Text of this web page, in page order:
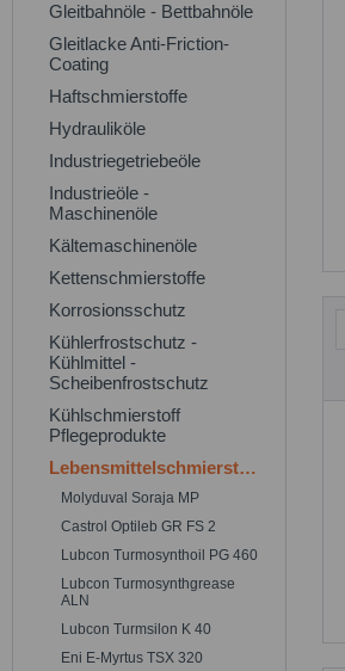
Gleitbahnöle - Bettbahnöle
Gleitlacke Anti-Friction-
Coating
Haftschmierstoffe
Hydrauliköle
Industriegetriebeöle
Industrieöle -
Maschinenöle
Kältemaschinenöle
Kettenschmierstoffe
Korrosionsschutz
Kühlerfrostschutz -
Kühlmittel -
Scheibenfrostschutz
Kühlschmierstoff
Pflegeprodukte
Lebensmittelschmierstoffe
Molyduval Soraja MP
Castrol Optileb GR FS 2
Lubcon Turmosynthoil PG 460
Lubcon Turmosynthgrease
ALN
Lubcon Turmsilon K 40
Eni E-Myrtus TSX 320